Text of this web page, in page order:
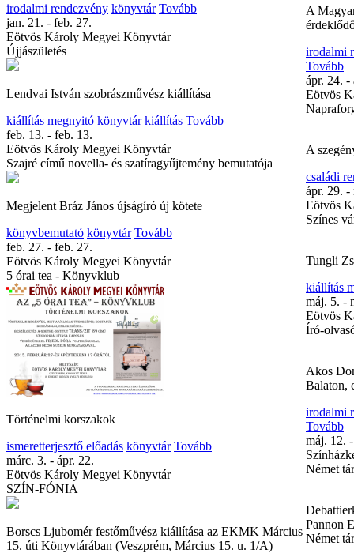
irodalmi rendezvény könyvtár Tovább
jan. 21. - feb. 27.
Eötvös Károly Megyei Könyvtár
Újjászületés
Lendvai István szobrászművész kiállítása
kiállítás megnyitó könyvtár kiállítás Tovább
feb. 13. - feb. 13.
Eötvös Károly Megyei Könyvtár
Szajré című novella- és szatíragyűjtemény bemutatója
Megjelent Bráz János újságíró új kötete
könyvbemutató könyvtár Tovább
feb. 27. - feb. 27.
Eötvös Károly Megyei Könyvtár
5 órai tea - Könyvklub
Történelmi korszakok
ismeretterjesztő előadás könyvtár Tovább
márc. 3. - ápr. 22.
Eötvös Károly Megyei Könyvtár
SZÍN-FÓNIA
Borscs Ljubomér festőművész kiállítása az EKMK Március
15. úti Könyvtárában (Veszprém, Március 15. u. 1/A)
A
irodalmi
Tovább
ápr. 24. -
Eötvös
A
családi
ápr. 29. -
Eötvös
Színes
Tungli
kiállítás
máj. 5. -
Eötvös
Író-
Akos
Balaton,
irodalmi
Tovább
máj. 12.
Német
Pannon
Német